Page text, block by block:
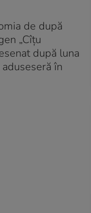
de după
„Cîțu
după luna
în